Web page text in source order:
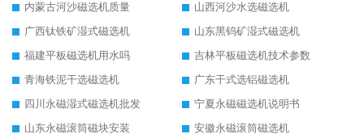
内蒙古河沙磁选机质量
山西河沙水选磁选机
广西钛铁矿湿式磁选机
山东黑钨矿湿式磁选机
福建平板磁选机用水吗
吉林平板磁选机技术参数
青海铁泥干选磁选机
广东干式选铝磁选机
四川永磁湿式磁选机批发
宁夏永磁磁选机说明书
山东永磁滚筒磁块安装
安徽永磁滚筒磁选机